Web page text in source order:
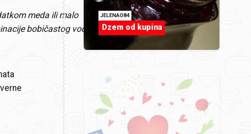
meda ili malo
bobičastog voća.
JELENAO84
Dzem od kupina